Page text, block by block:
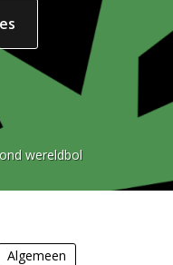
wereldbol
Algemeen